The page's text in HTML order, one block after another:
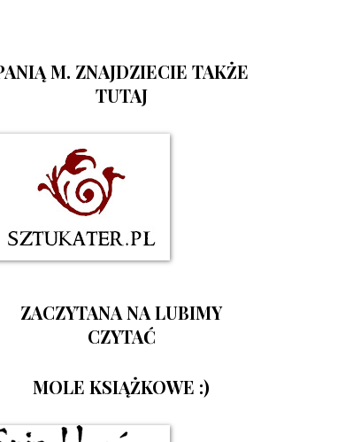
M. ZNAJDZIECIE TAKŻE
TUTAJ
ZACZYTANA NA LUBIMY
CZYTAĆ
MOLE KSIĄŻKOWE :)